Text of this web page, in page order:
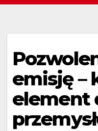
emisję –
element